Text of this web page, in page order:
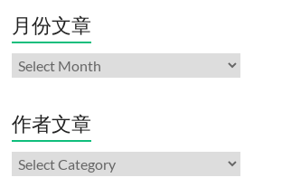
月份文章
月
份
章
作者文章
作
者